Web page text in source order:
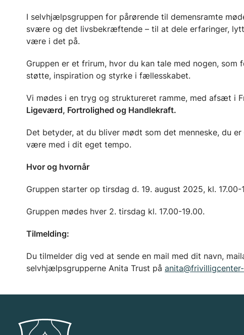
I selvhjælpsgruppen for pårørende til demensramte
svære og det livsbekræftende – til at dele erfaringer,
være i det på.
Gruppen er et frirum, hvor du kan tale med nogen,
støtte, inspiration og styrke i fællesskabet.
Vi mødes i en tryg og struktureret ramme, med afsæt i
Ligeværd, Fortrolighed og Handlekraft.
Det betyder, at du bliver mødt som det menneske, du
være med i dit eget tempo.
Hvor og hvornår
Gruppen starter op tirsdag d. 19. august 2025, kl.
Gruppen mødes hver 2. tirsdag kl. 17.00-19.00.
Tilmelding:
Du tilmelder dig ved at sende en mail med dit navn,
selvhjælpsgrupperne Anita Trust på